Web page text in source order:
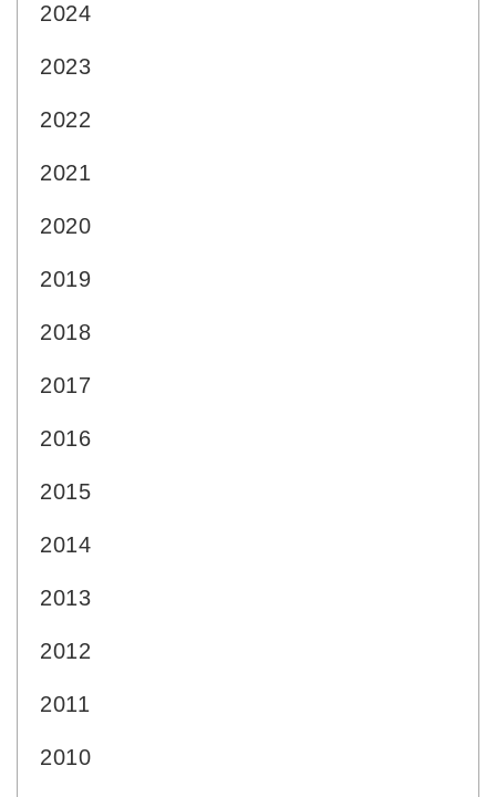
2024
2023
2022
2021
2020
2019
2018
2017
2016
2015
2014
2013
2012
2011
2010